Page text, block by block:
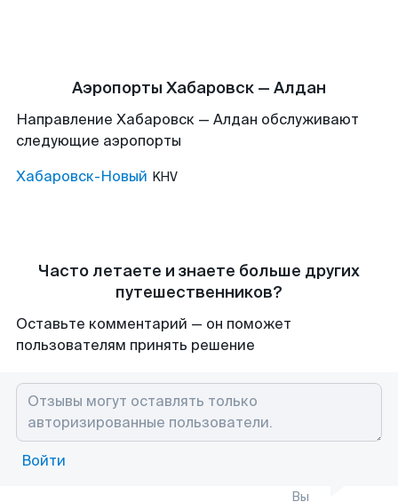
Аэропорты Хабаровск — Алдан
Направление Хабаровск — Алдан обслуживают
следующие аэропорты
Хабаровск-Новый KHV
Часто летаете и знаете больше других
путешественников?
Оставьте комментарий — он поможет
пользователям принять решение
Войти
Вы